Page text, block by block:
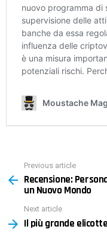
more
Previous article
Recensione:
un Nuovo Mondo
Next article
Il più grande